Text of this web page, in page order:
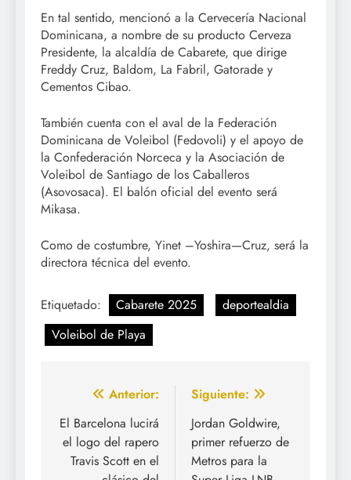
En tal sentido, mencionó a la Cervecería Nacional
Dominicana, a nombre de su producto Cerveza
Presidente, la alcaldía de Cabarete, que dirige
Freddy Cruz, Baldom, La Fabril, Gatorade y
Cementos Cibao.
También cuenta con el aval de la Federación
Dominicana de Voleibol (Fedovoli) y el apoyo de
la Confederación Norceca y la Asociación de
Voleibol de Santiago de los Caballeros
(Asovosaca). El balón oficial del evento será
Mikasa.
Como de costumbre, Yinet –Yoshira—Cruz, será la
directora técnica del evento.
Etiquetado: Cabarete 2025
deportealdia
Voleibol de Playa
Navegación
de
entradas
Anterior:
El Barcelona lucirá
el logo del rapero
Travis Scott en el
Siguiente:
Jordan Goldwire,
primer refuerzo de
Metros para la